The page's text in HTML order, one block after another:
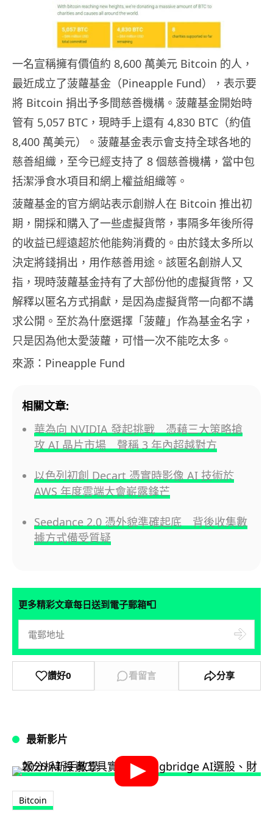
一名宣稱擁有價值約 8,600 萬美元 Bitcoin 的人，
最近成立了菠蘿基金（Pineapple Fund），表示要
將 Bitcoin 捐出予多間慈善機構。菠蘿基金開始時
管有 5,057 BTC，現時手上還有 4,830 BTC（約值
8,400 萬美元）。菠蘿基金表示會支持全球各地的
慈善組織，至今已經支持了 8 個慈善機構，當中包
括潔淨食水項目和網上權益組織等。
菠蘿基金的官方網站表示創辦人在 Bitcoin 推出初
期，開採和購入了一些虛擬貨幣，事隔多年後所得
的收益已經遠超於他能夠消費的。由於錢太多所以
決定將錢捐出，用作慈善用途。該匿名創辦人又
指，現時菠蘿基金持有了大部份他的虛擬貨幣，又
解釋以匿名方式捐獻，是因為虛擬貨幣一向都不講
求公開。至於為什麼選擇「菠蘿」作為基金名字，
只是因為他太愛菠蘿，可惜一次不能吃太多。
來源：Pineapple Fund
相關文章:
華為向 NVIDIA 發起挑戰 憑藉三大策略搶
攻 AI 晶片市場 聲稱 3 年內超越對方
以色列初創 Decart 憑實時影像 AI 技術於
AWS 年度雲端大會嶄露鋒芒
Seedance 2.0 憑外貌準確起底 背後收集數
據方式備受質疑
更多精彩文章每日送到電子郵箱📮
讚好0 看留言 分享
最新影片
Bitcoin